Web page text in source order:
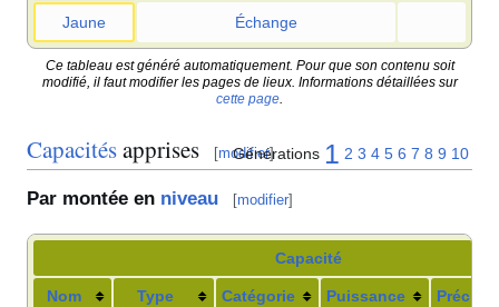
Jaune Échange
Ce tableau est généré automatiquement. Pour que son contenu soit
modifié, il faut modifier les pages de lieux. Informations détaillées sur
cette page
Capacitésapprises [modifier]
Générations 1 2 3 4 5 6 7 8 9 10
Par montée en niveau [modifier]
Capacité
Nom Type Catégorie Puissance